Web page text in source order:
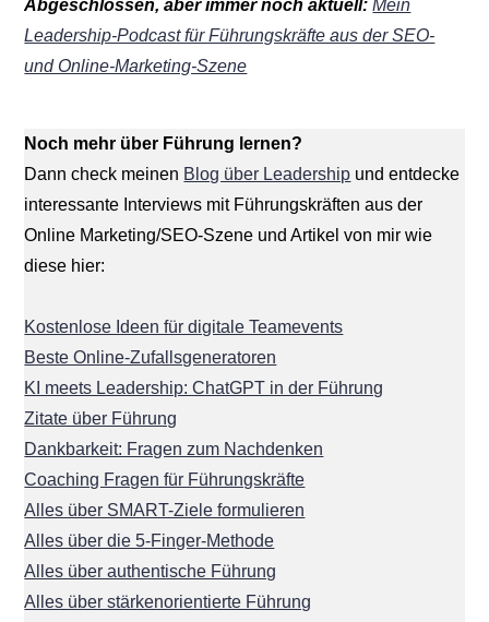
Abgeschlossen, aber immer noch aktuell:Mein
Leadership-Podcast für Führungskräfte aus der SEO-
und Online-Marketing-Szene
Noch mehr über Führung lernen?
Dann check meinen Blog über Leadership und entdecke
interessante Interviews mit Führungskräften aus der
Online Marketing/SEO-Szene und Artikel von mir wie
diese hier:
Kostenlose Ideen für digitale Teamevents
Beste Online-Zufallsgeneratoren
KI meets Leadership: ChatGPT in der Führung
Zitate über Führung
Dankbarkeit: Fragen zum Nachdenken
Coaching Fragen für Führungskräfte
Alles über SMART-Ziele formulieren
Alles über die 5-Finger-Methode
Alles über authentische Führung
Alles über stärkenorientierte Führung